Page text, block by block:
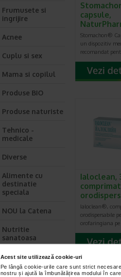
Acest site utilizează cookie-uri
Pe lângă cookie-urile care sunt strict
nostru și ajută la îmbunătățirea modului în
capsule,
Stomachon®
un dispozitiv
recomandat
Ialoclean,
Ialoclean®,
orodispersabile
orofaringiana
Frumusete si
ingrijire
Acnee
Cuplu si sex
Mama si copilul
Produse BIO
Produse naturiste
Tehnico -
medicale
Diverse
Alimente cu
destinatie
speciala
NOU la Catena
Nutritie
sanatoasa
Ce Oftapic ti se
potriveste